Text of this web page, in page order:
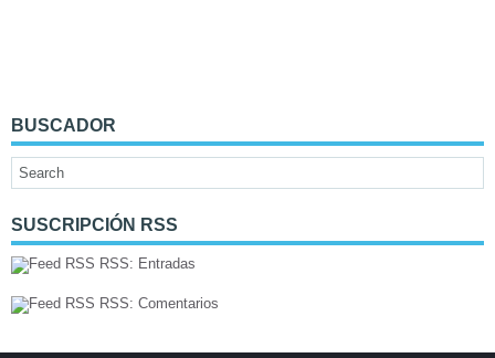
BUSCADOR
SUSCRIPCIÓN RSS
RSS: Entradas
RSS: Comentarios